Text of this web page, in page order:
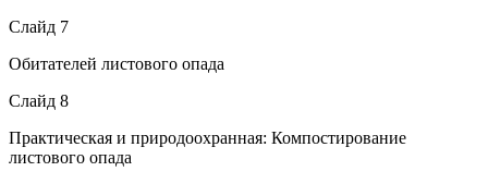
Слайд 7
Обитателей листового опада
Слайд 8
Практическая и природоохранная: Компостирование
листового опада